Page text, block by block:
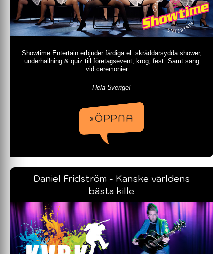
Showtime Entertain erbjuder färdiga el. skräddarsydda shower,
underhållning & quiz till företagsevent, krog, fest. Samt sång
vid ceremonier.....
Hela Sverige!
»ÖPPNA
Daniel Fridström - Kanske världens
bästa kille